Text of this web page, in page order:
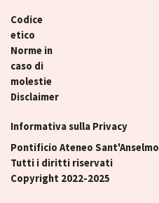
Codice
etico
Norme in
caso di
molestie
Disclaimer
Informativa sulla Privacy
Pontificio Ateneo Sant'Anselmo
Tutti i diritti riservati
Copyright 2022-2025